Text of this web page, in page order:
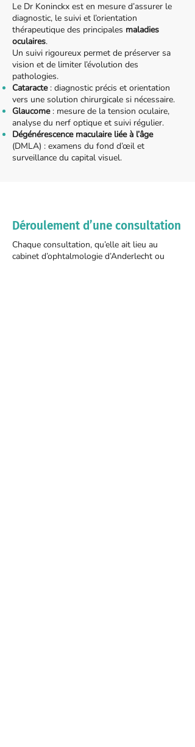
Le Dr Koninckx est en mesure d’assurer le
diagnostic, le suivi et l’orientation
thérapeutique des principales maladies
oculaires.
Un suivi rigoureux permet de préserver sa
vision et de limiter l’évolution des
pathologies.
Cataracte : diagnostic précis et orientation
vers une solution chirurgicale si nécessaire.
Glaucome : mesure de la tension oculaire,
analyse du nerf optique et suivi régulier.
Dégénérescence maculaire liée à l’âge
(DMLA) : examens du fond d’œil et
surveillance du capital visuel.
Déroulement d’une consultation
Chaque consultation, qu’elle ait lieu au
cabinet d’ophtalmologie d’Anderlecht ou